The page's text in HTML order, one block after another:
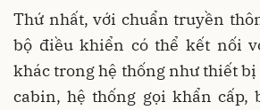
Thứ nhất, với chuẩn truyền
bộ điều khiển có thể kết nối
khác trong hệ thống như thiết
cabin, hệ thống gọi khẩn cấp,